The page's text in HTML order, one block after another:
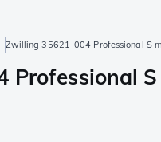
Zwilling 35621-004 Professional S